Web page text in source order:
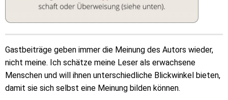
Gastbeiträge geben immer die Meinung des Autors wieder,
nicht meine. Ich schätze meine Leser als erwachsene
Menschen und will ihnen unterschiedliche Blickwinkel bieten,
damit sie sich selbst eine Meinung bilden können.